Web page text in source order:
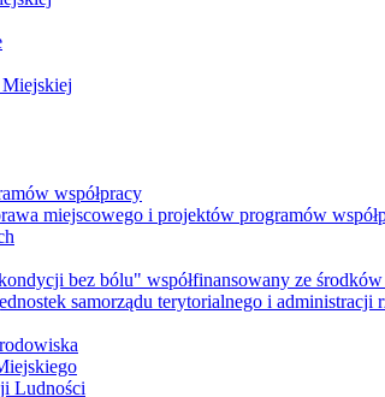
Miejskiej
współpracy
miejscowego i projektów programów
bez bólu" współfinansowany ze
samorządu terytorialnego i administracji
Ludności